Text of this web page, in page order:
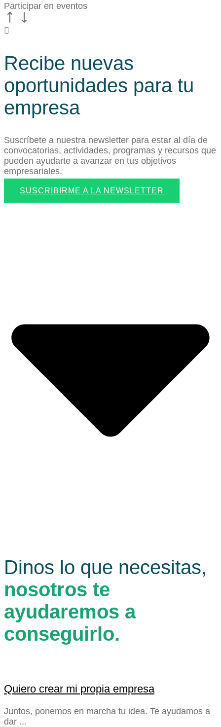
Participar en eventos
Recibe nuevas
oportunidades para tu
empresa
Suscríbete a nuestra newsletter para estar al día de
convocatorias, actividades, programas y recursos que
pueden ayudarte a avanzar en tus objetivos
empresariales.
SUSCRIBIRME A LA NEWSLETTER
Dinos lo que necesitas,
nosotros te
ayudaremos a
conseguirlo.
Quiero crear mi propia empresa
Juntos, ponemos en marcha tu idea. Te ayudamos a
dar ...